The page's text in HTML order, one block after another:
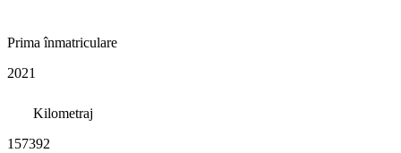
Prima înmatriculare
2021
Kilometraj
157392